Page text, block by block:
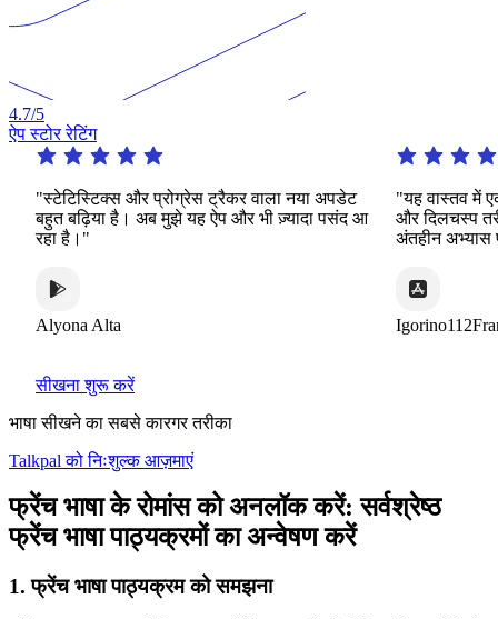
4.7/5
ऐप स्टोर रेटिंग
और प्रोग्रेस ट्रैकर वाला नया अपडेट
है। अब मुझे यह ऐप और भी ज़्यादा पसंद आ
"यह वास्तव में एक
और दिलचस्प तरीकों की एक
अंतहीन अभ्यास प्रदान
Igorino112France
सीखना शुरू करें
भाषा सीखने का सबसे कारगर तरीका
Talkpal को निःशुल्क आज़माएं
फ्रेंच भाषा के रोमांस को अनलॉक करें: सर्वश्रेष्ठ
फ्रेंच भाषा पाठ्यक्रमों का अन्वेषण करें
1. फ्रेंच भाषा पाठ्यक्रम को समझना